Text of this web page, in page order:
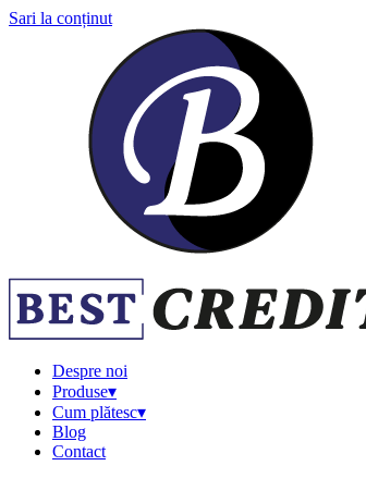
Sari la conținut
Despre noi
Produse▾
Cum plătesc▾
Blog
Contact